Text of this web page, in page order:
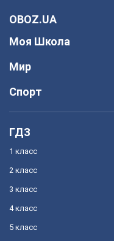
OBOZ.UA
Моя Школа
Мир
Спорт
ГДЗ
1 класс
2 класс
3 класс
4 класс
5 класс